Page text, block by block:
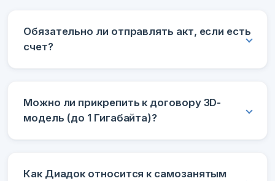
Обязательно ли отправлять акт, если есть
счет?
Можно ли прикрепить к договору 3D-
модель (до 1 Гигабайта)?
Как Диадок относится к самозанятым